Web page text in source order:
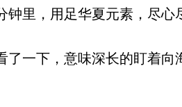
里，用足华夏元素，尽心
一下，意味深长的盯着向